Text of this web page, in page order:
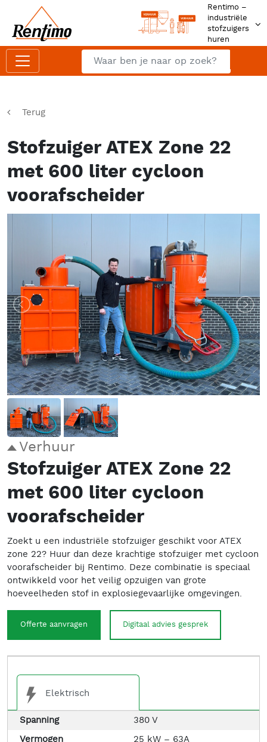
Rentimo –
industriële
stofzuigers
huren
Zoeken
Terug
Stofzuiger ATEX Zone 22
met 600 liter cycloon
voorafscheider
Verhuur
Stofzuiger ATEX Zone 22
met 600 liter cycloon
voorafscheider
Zoekt u een industriële stofzuiger geschikt voor ATEX
zone 22? Huur dan deze krachtige stofzuiger met cycloon
voorafscheider bij Rentimo. Deze combinatie is speciaal
ontwikkeld voor het veilig opzuigen van grote
hoeveelheden stof in explosiegevaarlijke omgevingen.
Offerte aanvragen Digitaal advies gesprek
Elektrisch
Spanning
380 V
Vermogen
25 kW – 63A